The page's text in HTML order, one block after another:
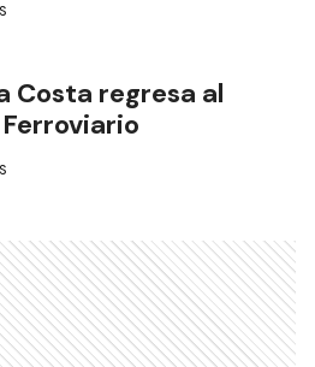
Costa regresa al
Ferroviario